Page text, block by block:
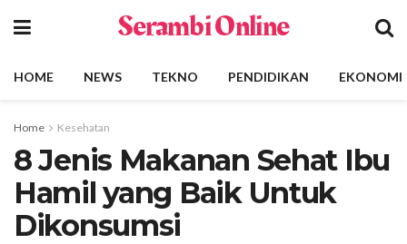
Serambi Online
HOME NEWS TEKNO PENDIDIKAN EKONOMI
Home Kesehatan
8 Jenis Makanan Sehat Ibu
Hamil yang Baik Untuk
Dikonsumsi